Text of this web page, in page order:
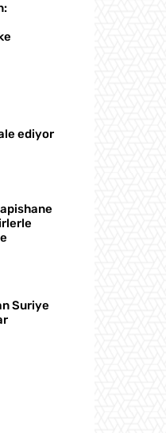
ediyor
Suriye